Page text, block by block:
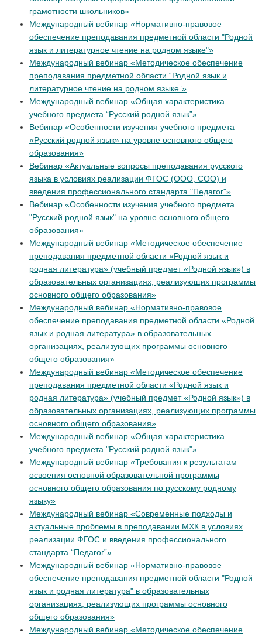
грамотности школьников»
Международный вебинар «Нормативно-правовое
обеспечение преподавания предметной области "Родной
язык и литературное чтение на родном языке"»
Международный вебинар «Методическое обеспечение
преподавания предметной области “Родной язык и
литературное чтение на родном языке”»
Международный вебинар «Общая характеристика
учебного предмета “Русский родной язык”»
Вебинар «Особенности изучения учебного предмета
«Русский родной язык» на уровне основного общего
образования»
Вебинар «Актуальные вопросы преподавания русского
языка в условиях реализации ФГОС (ООО, СОО) и
введения профессионального стандарта "Педагог"»
Вебинар «Особенности изучения учебного предмета
"Русский родной язык" на уровне основного общего
образования»
Международный вебинар «Методическое обеспечение
преподавания предметной области «Родной язык и
родная литература» (учебный предмет «Родной язык») в
образовательных организациях, реализующих программы
основного общего образования»
Международный вебинар «Нормативно-правовое
обеспечение преподавания предметной области «Родной
язык и родная литература» в образовательных
организациях, реализующих программы основного
общего образования»
Международный вебинар «Методическое обеспечение
преподавания предметной области «Родной язык и
родная литература» (учебный предмет «Родной язык») в
образовательных организациях, реализующих программы
основного общего образования»
Международный вебинар «Общая характеристика
учебного предмета "Русский родной язык"»
Международный вебинар «Требования к результатам
освоения основной образовательной программы
основного общего образования по русскому родному
языку»
Международный вебинар «Современные подходы и
актуальные проблемы в преподавании МХК в условиях
реализации ФГОС и введения профессионального
стандарта “Педагог”»
Международный вебинар «Нормативно-правовое
обеспечение преподавания предметной области "Родной
язык и родная литература" в образовательных
организациях, реализующих программы основного
общего образования»
Международный вебинар «Методическое обеспечение